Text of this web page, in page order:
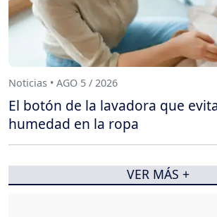
Noticias • AGO 5 / 2026
El botón de la lavadora que
humedad en la ropa
VER MÁS +